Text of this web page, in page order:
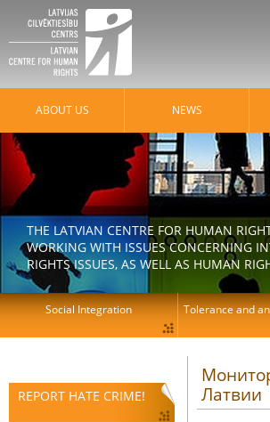
REPORT HATE CRIME!
Латвии
ABOUT US NEWS
THE LATVIAN CENTRE FOR HUMAN
WORKING WITH ISSUES CONCERNING
RIGHTS ISSUES, AS WELL AS HUMAN
Social Integration Tolerance and